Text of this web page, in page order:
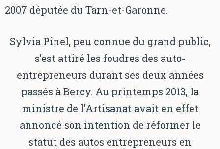
2007 députée du Tarn-et-Garonne.
Sylvia Pinel, peu connue du grand public,
s’est attiré les foudres des auto-
entrepreneurs durant ses deux années
passés à Bercy. Au printemps 2013, la
ministre de l’Artisanat avait en effet
annoncé son intention de réformer le
statut des autos entrepreneurs en